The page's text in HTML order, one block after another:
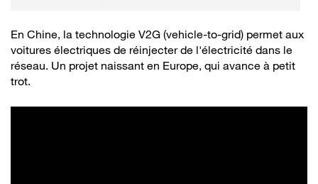
En Chine, la technologie V2G (vehicle-to-grid) permet aux
voitures électriques de réinjecter de l'électricité dans le
réseau. Un projet naissant en Europe, qui avance à petit
trot.